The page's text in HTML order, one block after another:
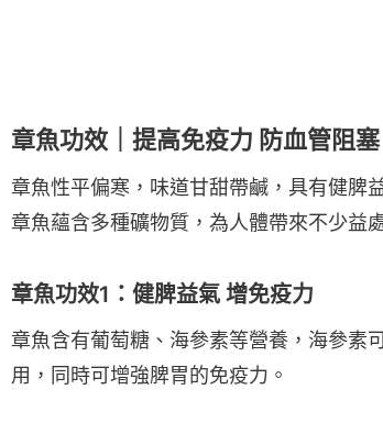
章魚功效｜提高免疫力 防血管阻塞
章魚性平偏寒，味道甘甜帶鹹，具有健脾
章魚蘊含多種礦物質，為人體帶來不少益
章魚功效1：健脾益氣 增免疫力
章魚含有葡萄糖、海參素等營養，海參素
用，同時可增強脾胃的免疫力。